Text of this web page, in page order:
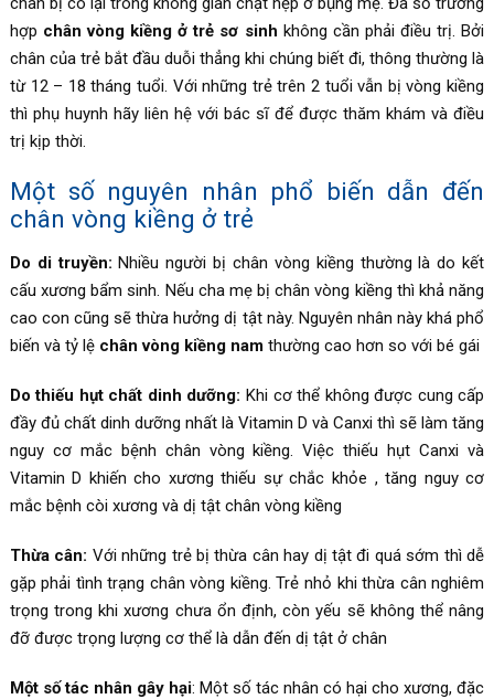
hợp chân vòng kiềng ở trẻ sơ sinh không cần phải điều trị. Bởi
chân của trẻ bắt đầu duỗi thẳng khi chúng biết đi, thông thường là
từ 12 – 18 tháng tuổi. Với những trẻ trên 2 tuổi vẫn bị vòng kiềng
thì phụ huynh hãy liên hệ với bác sĩ để được thăm khám và điều
trị kịp thời.
Một số nguyên nhân phổ biến dẫn đến
chân vòng kiềng ở trẻ
Do di truyền: Nhiều người bị chân vòng kiềng thường là do kết
cấu xương bẩm sinh. Nếu cha mẹ bị chân vòng kiềng thì khả năng
cao con cũng sẽ thừa hưởng dị tật này. Nguyên nhân này khá phổ
biến và tỷ lệ chân vòng kiềng namthường cao hơn so với bé gái
Do thiếu hụt chất dinh dưỡng: Khi cơ thể không được cung cấp
đầy đủ chất dinh dưỡng nhất là Vitamin D và Canxi thì sẽ làm tăng
nguy cơ mắc bệnh chân vòng kiềng. Việc thiếu hụt Canxi và
Vitamin D khiến cho xương thiếu sự chắc khỏe , tăng nguy cơ
mắc bệnh còi xương và dị tật chân vòng kiềng
Thừa cân: Với những trẻ bị thừa cân hay dị tật đi quá sớm thì dễ
gặp phải tình trạng chân vòng kiềng. Trẻ nhỏ khi thừa cân nghiêm
trọng trong khi xương chưa ổn định, còn yếu sẽ không thể nâng
đỡ được trọng lượng cơ thể là dẫn đến dị tật ở chân
Một số tác nhân gây hại: Một số tác nhân có hại cho xương, đặc